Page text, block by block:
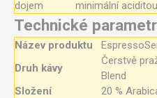
dojem
minimální
Technické
Název produktu
Druh kávy
Čerstvě
Blend
Složení
20 %